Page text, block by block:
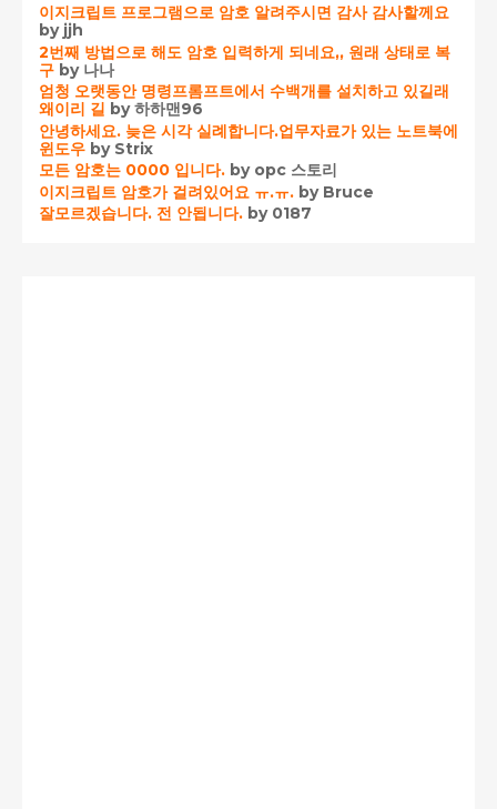
이지크립트 프로그램으로 암호 알려주시면 감사 감사할께요
by jjh
2번째 방법으로 해도 암호 입력하게 되네요,, 원래 상태로 복
구 by 나나
엄청 오랫동안 명령프롬프트에서 수백개를 설치하고 있길래
왜이리 길 by 하하맨96
안녕하세요. 늦은 시각 실례합니다.업무자료가 있는 노트북에
윈도우 by Strix
모든 암호는 0000 입니다. by opc 스토리
이지크립트 암호가 걸려있어요 ㅠ.ㅠ. by Bruce
잘모르겠습니다. 전 안됩니다. by 0187